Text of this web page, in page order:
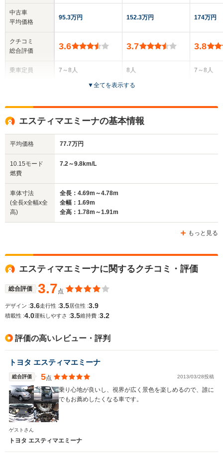
中古車
平均価格
クチコミ
総合評価
乗車定員
サイズ
(全長x全幅x全高)
WLTCモード
燃費
95.3万円
3.6
7～8人
1.78m～1.91m
全幅
1.69m
152.3万円
3.7
8人
4ドア
全高
1.96m～1.99m
174万円
3.8
7～8人
▼全てを表示する
エスティマエミーナの基本情報
平均価格 77.7万円
10.15モード
燃費
7.2～9.8km/L
車体寸法
(全長x全幅x全
高)
全長：4.69m～4.78m
全幅：1.69m
全高：1.78m～1.91m
もっと見る
エスティマエミーナに関するクチコミ・評価
総合評価 3.7 点
デザイン :3.6走行性 :3.5居住性 :3.9
積載性 :4.0運転しやすさ :3.5維持費 :3.2
評価の高いレビュー・評判
トヨタ エスティマエミーナ
総合評価 5点 2013/03/28投稿
乗り心地が良いし、視界が広く景色を楽しめるので、誰に
でもお薦めしたくなる車です。
ゲストさん
トヨタ エスティマエミーナ